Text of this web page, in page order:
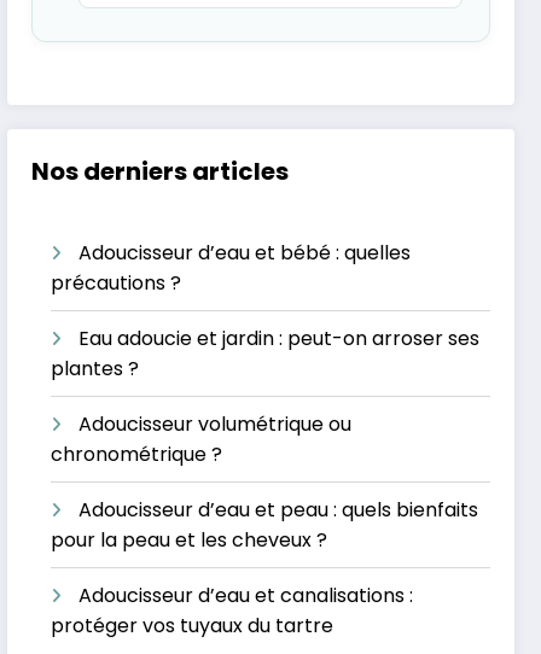
Nos derniers articles
Adoucisseur d’eau et bébé : quelles
précautions ?
Eau adoucie et jardin : peut-on arroser ses
plantes ?
Adoucisseur volumétrique ou
chronométrique ?
Adoucisseur d’eau et peau : quels bienfaits
pour la peau et les cheveux ?
Adoucisseur d’eau et canalisations :
protéger vos tuyaux du tartre